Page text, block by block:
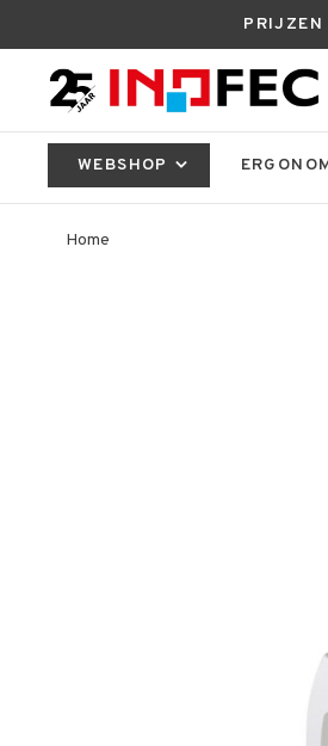
PRIJZEN
WEBSHOP
Home